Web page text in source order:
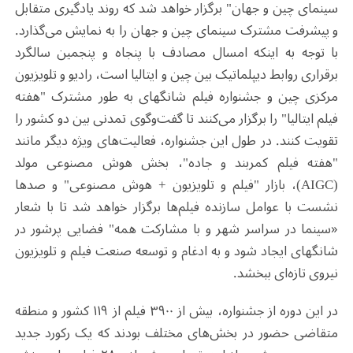
سینمای چین و جهان" برگزار خواهد شد که روند یادگیری متقابل
و پیشرفت مشترک سینمای چین و جهان را به نمایش می‌گذارد.
با توجه به اینکه امسال مصادف با پنجاه و پنجمین سالگرد
برقراری روابط دیپلماتیک بین چین و ایتالیا است، رادیو و تلویزیون
مرکزی چین و جشنواره فیلم شانگهای به طور مشترک "هفته
فیلم ایتالیا" را برگزار می‌کنند تا گفت‌وگوی تمدنی بین دو کشور را
تقویت کنند. در طول این جشنواره، فعالیت‌های ویژه‌ دیگر مانند
"هفته فیلم کمربند و جاده"، بخش هوش مصنوعی مولد
(AIGC)، بازار "فیلم و تلویزیون + هوش مصنوعی" و صدها
نشست با عوامل سازنده فیلم‌ها برگزار خواهد شد تا با شعار
«سینما در سراسر شهر و با مشارکت همه" فضایی پرشور در
شانگهای ایجاد شود و به ادغام و توسعه صنعت فیلم و تلویزیون
نیروی تازه‌ای ببخشد.
در این دوره از جشنواره، بیش از ۳۹۰۰ فیلم از ۱۱۹ کشور و منطقه
متقاضی حضور در بخش‌های مختلف بودند که یک رکورد جدید